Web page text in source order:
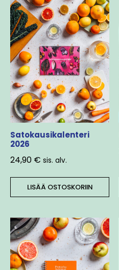
Satokausikalenteri
2026
24,90 € sis. alv.
LISÄÄ OSTOSKORIIN